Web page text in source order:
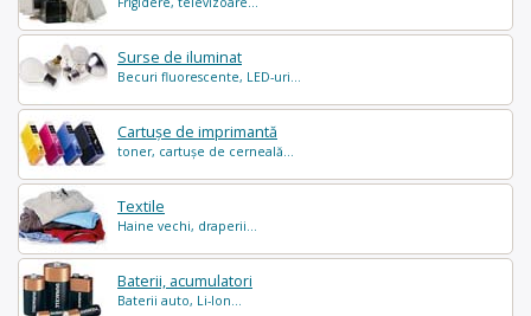
Surse de iluminat
Becuri fluorescente, LED-uri...
Cartușe de imprimantă
toner, cartușe de cerneală...
Textile
Haine vechi, draperii...
Baterii, acumulatori
Baterii auto, Li-Ion...